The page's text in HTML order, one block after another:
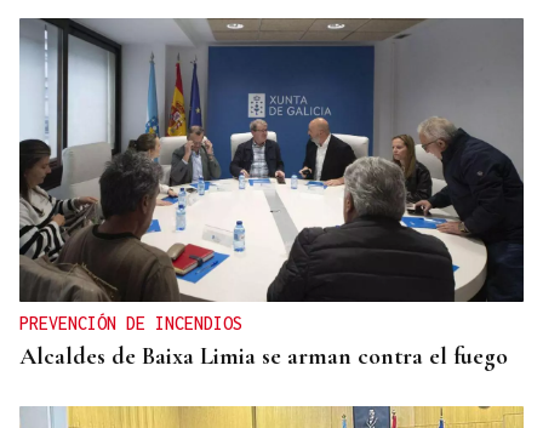
PREVENCIÓN DE INCENDIOS
Alcaldes de Baixa Limia se arman contra el fuego